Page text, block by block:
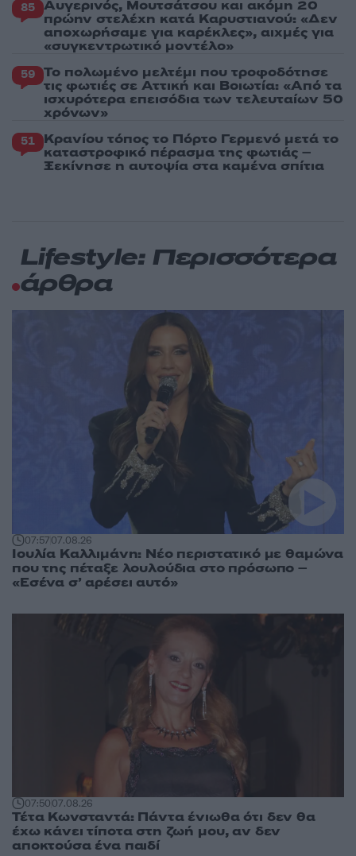
85 Αυγερινός, Μουτσάτσου και ακόμη 20
πρώην στελέχη κατά Καρυστιανού: «Δεν
αποχωρήσαμε για καρέκλες», αιχμές για
«συγκεντρωτικό μοντέλο»
59 Το πολωμένο μελτέμι που τροφοδότησε
τις φωτιές σε Αττική και Βοιωτία: «Από τα
ισχυρότερα επεισόδια των τελευταίων 50
χρόνων»
51 Κρανίου τόπος το Πόρτο Γερμενό μετά το
καταστροφικό πέρασμα της φωτιάς –
Ξεκίνησε η αυτοψία στα καμένα σπίτια
Lifestyle: Περισσότερα
άρθρα
07:5707.08.26
Ιουλία Καλλιμάνη: Νέο περιστατικό με θαμώνα
που της πέταξε λουλούδια στο πρόσωπο –
«Εσένα σ’ αρέσει αυτό»
07:5007.08.26
Τέτα Κωνσταντά: Πάντα ένιωθα ότι δεν θα
έχω κάνει τίποτα στη ζωή μου, αν δεν
αποκτούσα ένα παιδί